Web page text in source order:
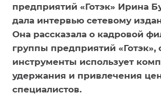
предприятий «Готэк» Ирина
дала интервью сетевому
Она рассказала о кадровой
группы предприятий «Готэк»,
инструменты использует
удержания и привлечения
специалистов.